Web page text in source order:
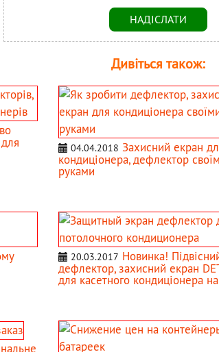
Дивіться також:
04.04.2018 Захисний екран
кондиціонера, дефлектор
руками
20.03.2017 Новинка!
дефлектор, захисний екран
для касетного кондиціонера на